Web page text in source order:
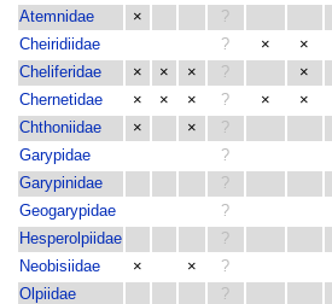
Atemnidae
× ?
Cheiridiidae
? × ×
Cheliferidae
× × × ? ×
Chernetidae
× × × ? × ×
Chthoniidae
× × ?
Garypidae
?
Garypinidae
?
Geogarypidae
?
Hesperolpiidae
?
Neobisiidae
× × ?
Olpiidae
?